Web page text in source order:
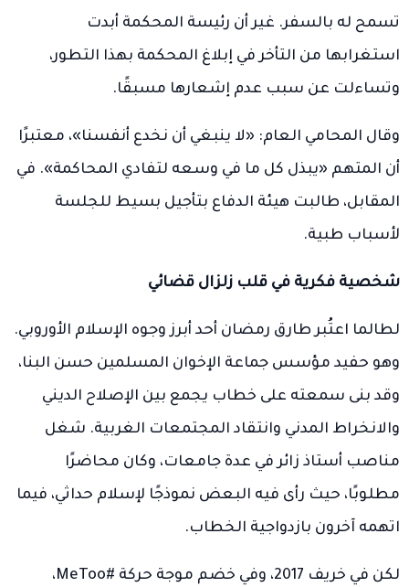
تسمح له بالسفر. غير أن رئيسة المحكمة أبدت
استغرابها من التأخر في إبلاغ المحكمة بهذا التطور،
وتساءلت عن سبب عدم إشعارها مسبقًا.
وقال المحامي العام: «لا ينبغي أن نخدع أنفسنا»، معتبرًا
أن المتهم «يبذل كل ما في وسعه لتفادي المحاكمة». في
المقابل، طالبت هيئة الدفاع بتأجيل بسيط للجلسة
لأسباب طبية.
شخصية فكرية في قلب زلزال قضائي
لطالما اعتُبر طارق رمضان أحد أبرز وجوه الإسلام الأوروبي.
وهو حفيد مؤسس جماعة الإخوان المسلمين حسن البنا،
وقد بنى سمعته على خطاب يجمع بين الإصلاح الديني
والانخراط المدني وانتقاد المجتمعات الغربية. شغل
مناصب أستاذ زائر في عدة جامعات، وكان محاضرًا
مطلوبًا، حيث رأى فيه البعض نموذجًا لإسلام حداثي، فيما
اتهمه آخرون بازدواجية الخطاب.
لكن في خريف 2017، وفي خضم موجة حركة #MeToo،